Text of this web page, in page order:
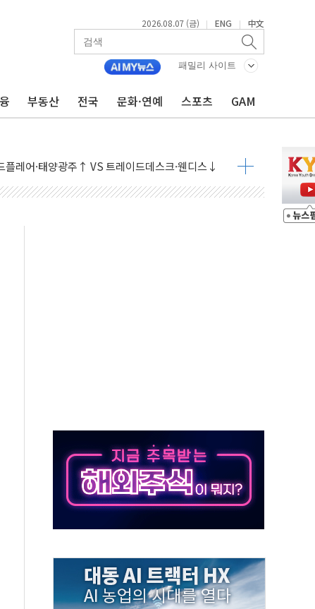
2026.08.07 (금) | ENG | 中文
패밀리 사이트
부동산 전국 문화·연예 스포츠 GAM
리 인상 기대 후퇴
플레어·태양광주↑ VS 트레이드데스크·웬디스↓
7359명 끝까지 찾겠다"
'시끌'
도권 집중 완화 전환점"
태양광주 급등
놀랍지 않아"
광 착공…여의도 1.6배 규모
융주 낙폭 커
… 수니파 국가들의 새 안보 협력 구도
59㎡ 18억원대
-서울시 '정책 엇박자'
초만 경쟁 치열
·ETF 매수에도 고유가·금리·입법 지연 '삼중 부담'